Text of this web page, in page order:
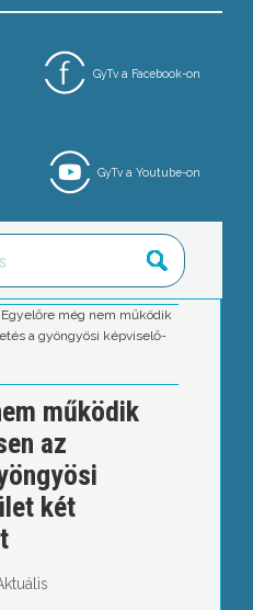
GyTv a Facebook-on
GyTv a Youtube-on
Egyelőre még nem működik
a gyöngyösi képviselő-
működik
az
két